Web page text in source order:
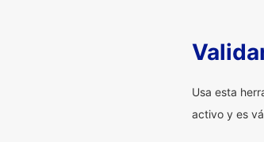
Usa esta
activo y es